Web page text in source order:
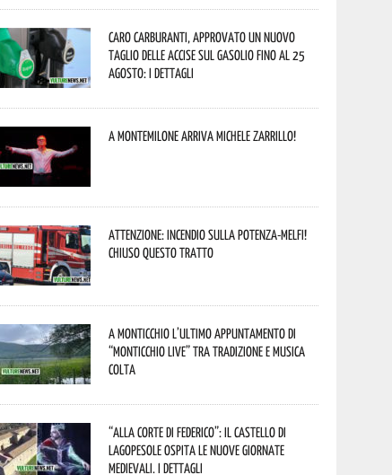
Caro carburanti, approvato un nuovo
taglio delle accise sul gasolio fino al 25
agosto: i dettagli
A Montemilone arriva Michele Zarrillo!
Attenzione: incendio sulla Potenza-Melfi!
Chiuso questo tratto
A Monticchio l’ultimo appuntamento di
“Monticchio Live” tra tradizione e musica
colta
“Alla corte di Federico”: il Castello di
Lagopesole ospita le nuove Giornate
Medievali. I dettagli